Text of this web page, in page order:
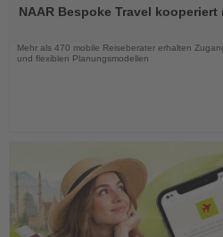
dieNAAR Bespoke Travel
Mehr als 470 mobile Reiseberater erhalten
und flexiblen Planungsmodellen